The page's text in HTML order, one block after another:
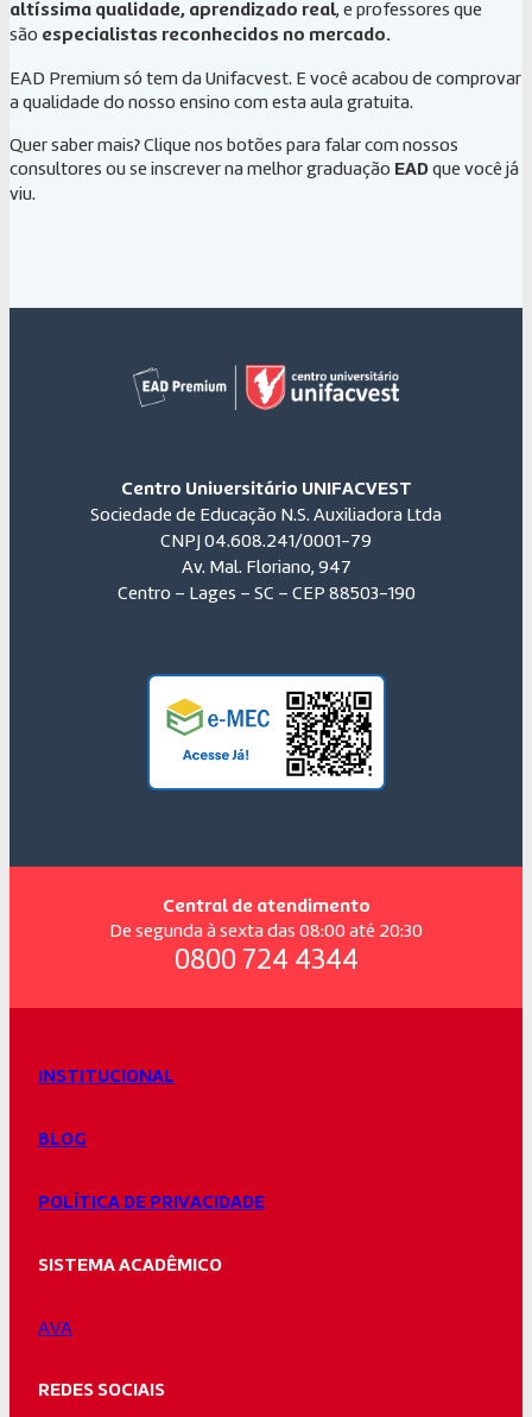
altíssima qualidade, aprendizado real, e professores que
são especialistas reconhecidos no mercado.
EAD Premium só tem da Unifacvest. E você acabou de comprovar
a qualidade do nosso ensino com esta aula gratuita.
Quer saber mais? Clique nos botões para falar com nossos
consultores ou se inscrever na melhor graduação EADque você já
viu.
Centro Universitário UNIFACVEST
Sociedade de Educação N.S. Auxiliadora Ltda
CNPJ 04.608.241/0001-79
Av. Mal. Floriano, 947
Centro – Lages – SC – CEP 88503-190
Central de atendimento
De segunda à sexta das 08:00 até 20:30
0800 724 4344
INSTITUCIONAL
BLOG
POLÍTICA DE PRIVACIDADE
SISTEMA ACADÊMICO
AVA
REDES SOCIAIS